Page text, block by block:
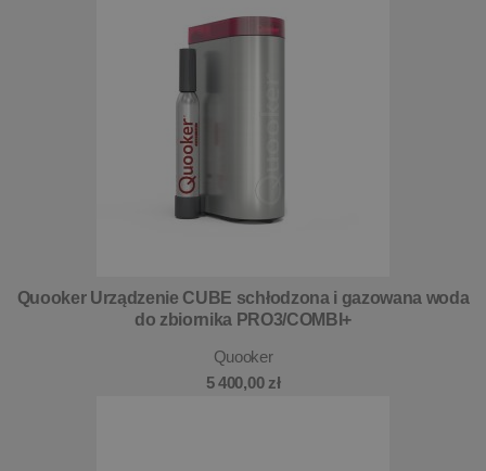
Quooker Urządzenie CUBE schłodzona i gazowana woda
do zbiornika PRO3/COMBI+
Quooker
5 400,00 zł